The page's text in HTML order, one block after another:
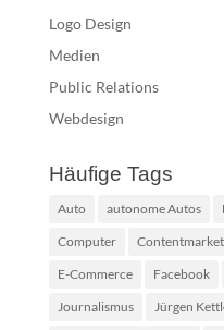
Logo Design
Medien
Public Relations
Webdesign
Häufige Tags
Auto autonome Autos
Computer
E-Commerce
Facebook
Journalismus
Jürgen